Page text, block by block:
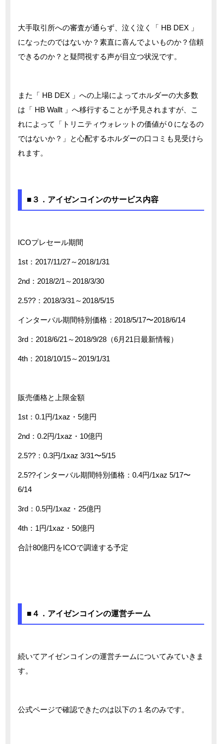
大手取引所への審査が通らず、泣く泣く「 HB DEX 」
になったのではないか？素直に喜んでよいものか？信頼
できるのか？と疑問視する声が目立つ状況です。
また「 HB DEX 」への上場によってホルダーの大多数
は「 HB Wallt 」へ移行することが予見されますが、こ
れによって「トリニティウォレットの価値が０になるの
ではないか？」と心配するホルダーの口コミも見受けら
れます。
■３．アイゼンコインのサービス内容
ICOプレセール期間
1st：2017/11/27～2018/1/31
2nd：2018/2/1～2018/3/30
2.5??：2018/3/31～2018/5/15
インターバル期間特別価格：2018/5/17〜2018/6/14
3rd：2018/6/21～2018/9/28（6月21日最新情報）
4th：2018/10/15～2019/1/31
販売価格と上限金額
1st：0.1円/1xaz・5億円
2nd：0.2円/1xaz・10億円
2.5??：0.3円/1xaz 3/31〜5/15
2.5??インターバル期間特別価格：0.4円/1xaz 5/17〜
6/14
3rd：0.5円/1xaz・25億円
4th：1円/1xaz・50億円
合計80億円をICOで調達する予定
■４．アイゼンコインの運営チーム
続いてアイゼンコインの運営チームについてみていきま
す。
公式ページで確認できたのは以下の１名のみです。